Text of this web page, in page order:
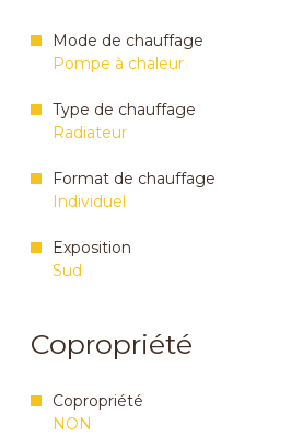
Mode de chauffage
Pompe à chaleur
Type de chauffage
Radiateur
Format de chauffage
Individuel
Exposition
Sud
Copropriété
Copropriété
NON